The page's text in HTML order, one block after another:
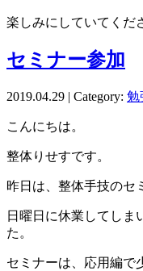
楽しみにしていてくだ
セミナー参加
2019.04.29 | Category: 勉
こんにちは。
整体りせすです。
昨日は、整体手技のセ
日曜日に休業してしま
た。
セミナーは、応用編で